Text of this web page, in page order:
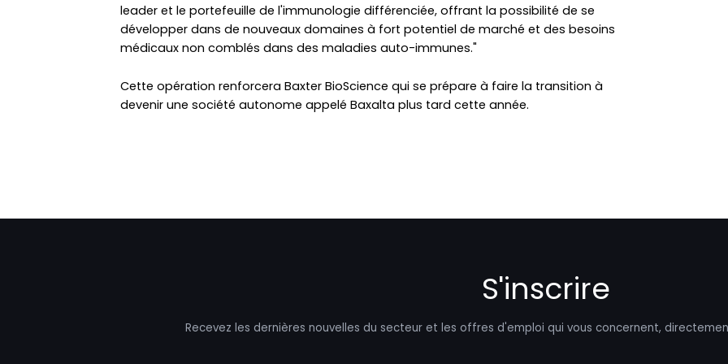
leader et le portefeuille de l'immunologie différenciée, offrant la possibilité de se
développer dans de nouveaux domaines à fort potentiel de marché et des besoins
médicaux non comblés dans des maladies auto-immunes."
Cette opération renforcera Baxter BioScience qui se prépare à faire la transition à
devenir une société autonome appelé Baxalta plus tard cette année.
S'inscrire
Recevez les dernières nouvelles du secteur et les offres d'emploi qui vous concernent,